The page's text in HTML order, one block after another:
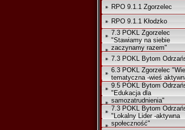
RPO 9.1.1 Zgorzelec
RPO 9.1.1 Kłodzko
7.3 POKL Zgorzelec
"Stawiamy na siebie
zaczynamy razem"
7.3 POKL Bytom
6.3 POKL Zgorzelec
tematyczna -wieś
9.5 POKL Bytom
"Edukacja dla
samozatrudnienia"
7.3 POKL Bytom
"Lokalny Lider -aktywna
społeczność"